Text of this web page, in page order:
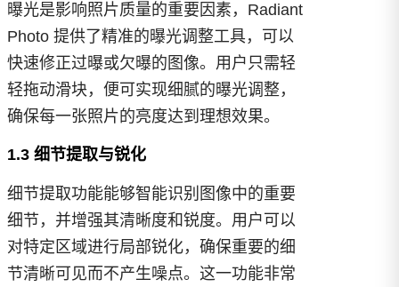
曝光是影响照片质量的重要因素，Radiant
Photo 提供了精准的曝光调整工具，可以
快速修正过曝或欠曝的图像。用户只需轻
轻拖动滑块，便可实现细腻的曝光调整，
确保每一张照片的亮度达到理想效果。
1.3 细节提取与锐化
细节提取功能能够智能识别图像中的重要
细节，并增强其清晰度和锐度。用户可以
对特定区域进行局部锐化，确保重要的细
节清晰可见而不产生噪点。这一功能非常